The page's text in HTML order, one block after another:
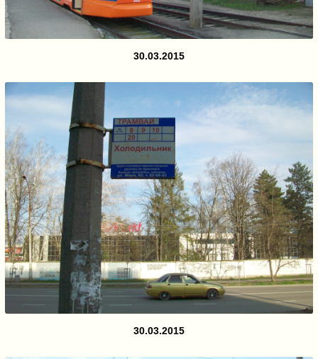
30.03.2015
30.03.2015